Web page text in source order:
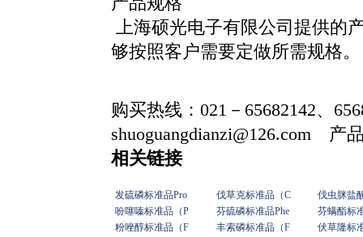
上海硕光电子有限公司提供的
够按照客户需要定做所需规格。
购买热线：021－65682142、
shuoguangdianzi@126.com 产
相关链接
发硫磷标准品Pro 伐草克标准品（C
伐虫脒盐
吩噻嗪标准品（P
芬硫磷标准品Phe
芬螨酯标
粉唑醇标准品（F
丰索磷标准品（F
伏草隆标